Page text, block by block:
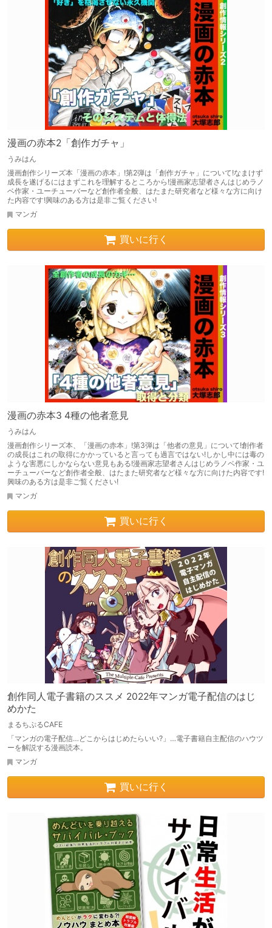
漫画の赤本2「創作ガチャ」
うみはん
漫画創作シリーズ本「漫画の赤本」!第2弾は「創作ガチャ」について!なまけず
成長を遂げるにはまずこれを理解するところから!漫画家志望者さんはじめラノ
ベ作家・ユーチューバーなど創作者全般、はたまた研究者など様々な方に向け
た内容です!興味のある方は是非ご覧ください!
マンガ
買いに行く
漫画の赤本3 4種の他者意見
うみはん
漫画創作シリーズ本、「漫画の赤本」!第3弾は「他者の意見」について!創作者
の成長はこれの取得にかかっていると言っても過言ではない!しかし中には毒の
ような害悪にしかならない意見もある!漫画家志望者さんはじめラノベ作家・ユ
ーチューバーなど創作者全般、はたまた研究者など様々な方に向けた内容です!
興味のある方は是非ご覧ください!
マンガ
買いに行く
創作同人電子書籍のススメ 2022年マンガ電子配信のはじ
めかた
まるちぷるCAFE
「マンガの電子配信…どこからはじめたらいい?」…電子書籍自主配信のハウツ
ーを解説する漫画読本。
マンガ
買いに行く